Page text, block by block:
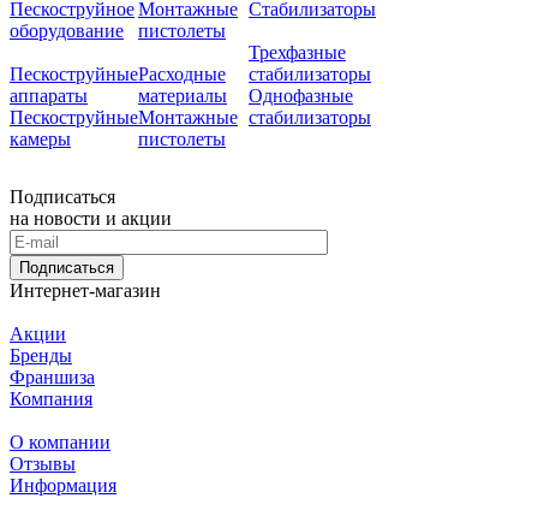
Пескоструйное
оборудование
Пескоструйные
аппараты
Пескоструйные
камеры
Монтажные
пистолеты
Расходные
материалы
Монтажные
пистолеты
Стабилизаторы
Трехфазные
стабилизаторы
Однофазные
стабилизаторы
Подписаться
на новости и акции
Подписаться
Интернет-магазин
Акции
Бренды
Франшиза
Компания
О компании
Отзывы
Информация